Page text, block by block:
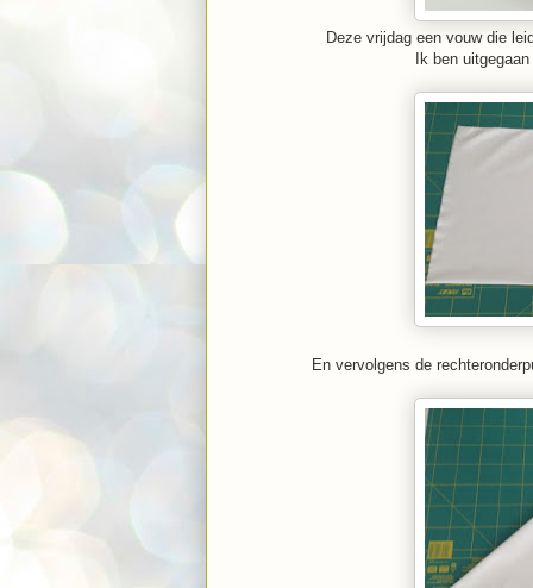
Deze vrijdag een vouw die
Ik ben
En vervolgens de